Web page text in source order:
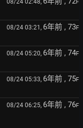
08/24 02:48, F
08/24 03:21, 6年前 , 73F
08/24 05:20, 6年前 , 74F
08/24 05:33, 6年前 , 75F
08/24 06:25, 6年前 , 76F